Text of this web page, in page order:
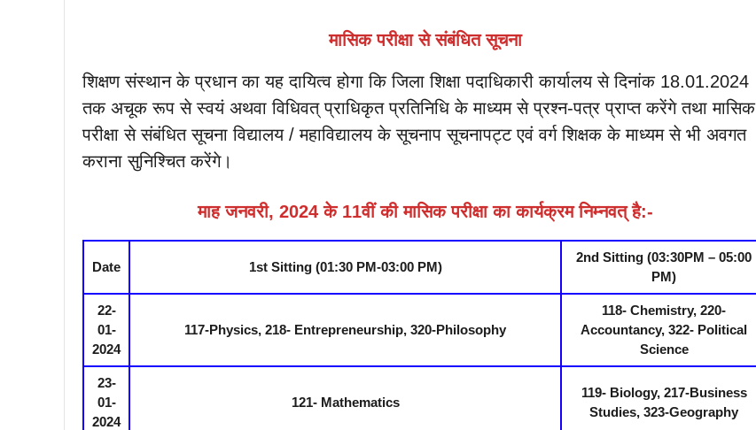
मासिक परीक्षा से संबंधित सूचना
शिक्षण संस्थान के प्रधान का यह दायित्व होगा कि जिला शिक्षा पदाधिकारी कार्यालय से दिनांक 18.01.2024
तक अचूक रूप से स्वयं अथवा विधिवत् प्राधिकृत प्रतिनिधि के माध्यम से प्रश्न-पत्र प्राप्त करेंगे तथा मासिक
परीक्षा से संबंधित सूचना विद्यालय / महाविद्यालय के सूचनाप सूचनापट्ट एवं वर्ग शिक्षक के माध्यम से भी अवगत
कराना सुनिश्चित करेंगे।
माह जनवरी, 2024 के 11वीं की मासिक परीक्षा का कार्यक्रम निम्नवत् है:-
Date 1st Sitting (01:30 PM-03:00 PM)
2nd Sitting (03:30PM – 05:00
PM)
22-
01-
2024
117-Physics, 218- Entrepreneurship, 320-Philosophy
118- Chemistry, 220-
Accountancy, 322- Political
Science
23-
01-
2024
121- Mathematics
119- Biology, 217-Business
Studies, 323-Geography